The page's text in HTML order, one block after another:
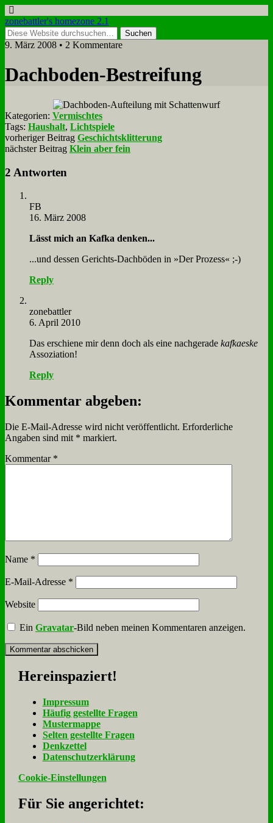
zonebattler's homezone 2.1
9. März 2008 • 2 Kommentare
Dach­bo­den-Be­strei­fung
Kategorien: Vermischtes
Tags: Haushalt, Lichtspiele
vorheriger Beitrag Geschichtsklitterung
nächster Beitrag Klein aber fein
2 Antworten
FB
16. März 2008
Lässt mich an Kaf­ka den­ken...
...und des­sen Ge­richts-Dach­bö­den in »Der Pro­zess« ;-)
Reply
zone­batt­ler
6. April 2010
Das er­schie­ne mir denn doch als ei­ne nach­ge­ra­de kaf­ka­es­ke
As­so­zia­ti­on!
Reply
Kommentar abgeben:
Die E-Mail-Adresse wird nicht veröffentlicht. Erforderliche
Angaben sind mit * markiert.
Kommentar *
Name *
E-Mail-Adresse *
Website
EinGravatar-Bild neben meinen Kommentaren anzeigen.
Her­ein­spa­ziert!
Im­pres­sum
Häu­fig ge­stell­te Fra­gen
Mu­ster­map­pe
Sel­ten ge­stell­te Fra­gen
Denk­zet­tel
Da­ten­schutz­er­klä­rung
Cookie-Einstellungen
Für Sie an­ge­rich­tet: